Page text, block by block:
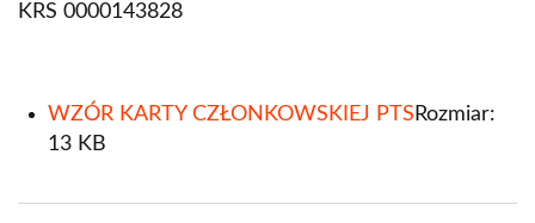
KRS 0000143828
WZÓR KARTY CZŁONKOWSKIEJ PTS Rozmiar:
13 KB